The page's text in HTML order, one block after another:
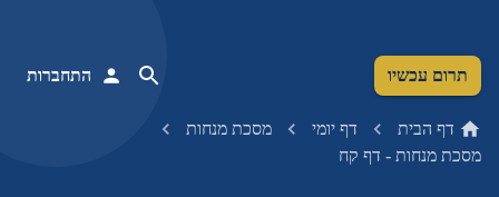
תרום עכשיו התחברות
דף הבית דף יומי
מסכת מנחות
מסכת מנחות - דף קח